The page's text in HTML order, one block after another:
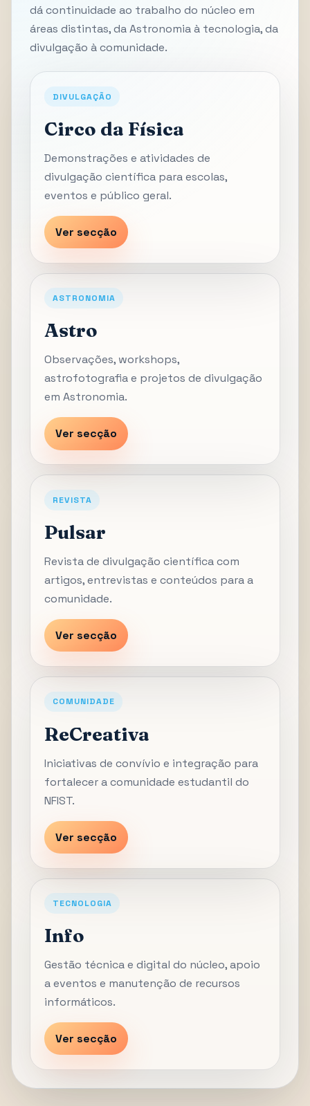
dá continuidade ao trabalho do núcleo em
áreas distintas, da Astronomia à tecnologia, da
divulgação à comunidade.
DIVULGAÇÃO
Circo da Física
Demonstrações e atividades de
divulgação científica para escolas,
eventos e público geral.
Ver secção
ASTRONOMIA
Astro
Observações, workshops,
astrofotografia e projetos de divulgação
em Astronomia.
Ver secção
REVISTA
Pulsar
Revista de divulgação científica com
artigos, entrevistas e conteúdos para a
comunidade.
Ver secção
COMUNIDADE
ReCreativa
Iniciativas de convívio e integração para
fortalecer a comunidade estudantil do
NFIST.
Ver secção
TECNOLOGIA
Info
Gestão técnica e digital do núcleo, apoio
a eventos e manutenção de recursos
informáticos.
Ver secção